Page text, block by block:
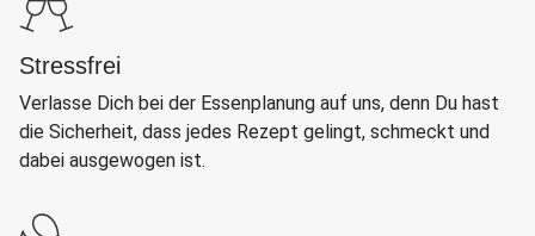
Stressfrei
Verlasse Dich bei der Essenplanung auf uns, denn Du hast
die Sicherheit, dass jedes Rezept gelingt, schmeckt und
dabei ausgewogen ist.